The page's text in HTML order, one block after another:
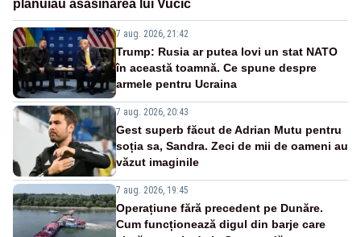
plănuiau asasinarea lui Vučić
7 aug. 2026, 21:42
Trump: Rusia ar putea lovi un stat NATO
în această toamnă. Ce spune despre
armele pentru Ucraina
7 aug. 2026, 20:43
Gest superb făcut de Adrian Mutu pentru
soția sa, Sandra. Zeci de mii de oameni au
văzut imaginile
7 aug. 2026, 19:45
Operațiune fără precedent pe Dunăre.
Cum funcționează digul din barje care